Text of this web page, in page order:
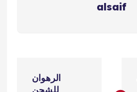
alsaif
الرهوان